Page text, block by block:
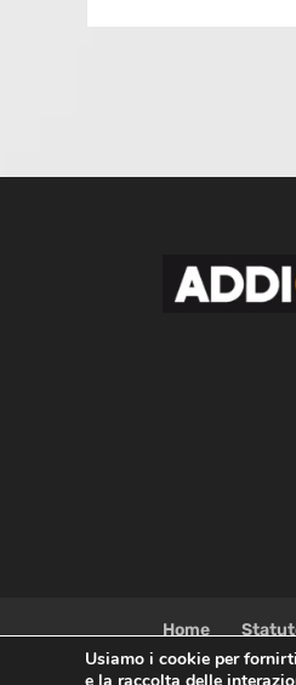
Home
Usiamo i cookie per